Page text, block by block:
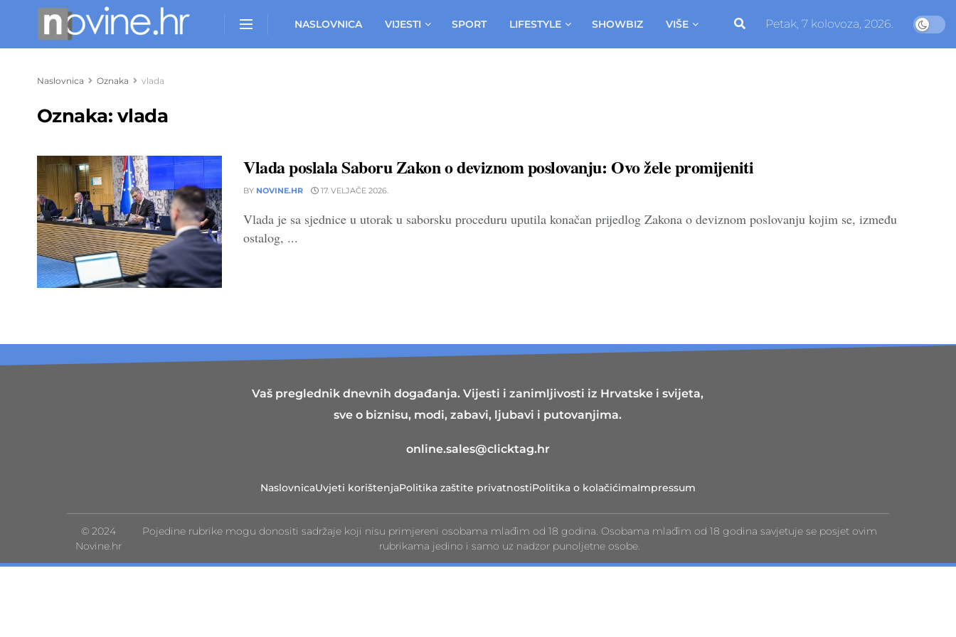
NASLOVNICA VIJESTI SPORT LIFESTYLE SHOWBIZ VIŠE Petak, 7 kolovoza, 2026.
Naslovnica Oznaka vlada
Oznaka: vlada
Vlada poslala Saboru Zakon o deviznom poslovanju: Ovo žele promijeniti
BY NOVINE.HR 17. VELJAČE 2026.
Vlada je sa sjednice u utorak u saborsku proceduru uputila konačan prijedlog Zakona o deviznom poslovanju kojim se, između
ostalog, ...
Vaš preglednik dnevnih događanja. Vijesti i zanimljivosti iz Hrvatske i svijeta,
sve o biznisu, modi, zabavi, ljubavi i putovanjima.
online.sales@clicktag.hr
NaslovnicaUvjeti korištenjaPolitika zaštite privatnostiPolitika o kolačićimaImpressum
© 2024
Novine.hr
Pojedine rubrike mogu donositi sadržaje koji nisu primjereni osobama mlađim od 18 godina. Osobama mlađim od 18 godina savjetuje se posjet ovim
rubrikama jedino i samo uz nadzor punoljetne osobe.